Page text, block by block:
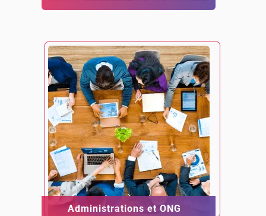
Administrations et ONG